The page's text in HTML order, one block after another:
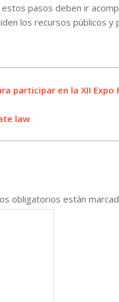
pasos deben ir
los recursos públicos
participar en la XII Expo
law
obligatorios están